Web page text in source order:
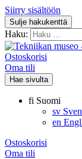
Siirry sisältöön
Sulje hakukenttä
Haku:
Ostoskorisi
Oma tili
Hae sivulta
fi Suomi
sv
en
Ostoskorisi
Oma tili